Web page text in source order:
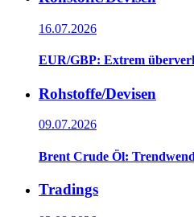
16.07.2026
EUR/GBP: Extrem
Rohstoffe/Devisen
09.07.2026
Brent Crude Öl:
Tradings